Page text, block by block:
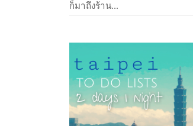
ก็มาถึงร้าน...